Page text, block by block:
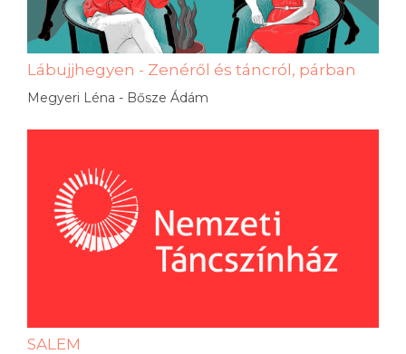
Lábujjhegyen - Zenéről és táncról, párban
Megyeri Léna - Bősze Ádám
SALEM